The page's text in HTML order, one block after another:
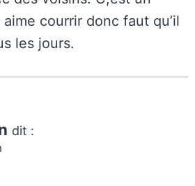
courrir donc faut qu’il
les jours.
dit :